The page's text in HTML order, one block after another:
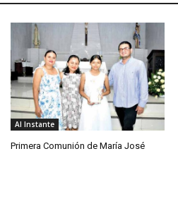
Al Instante
Primera Comunión de María José